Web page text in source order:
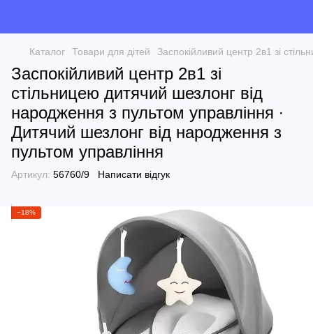
Каталог Товари для дітей Заспокійливий центр 2в1 зі
Заспокійливий центр 2в1 зі
стільницею дитячий шезлонг від
народження з пультом управління ∙
Дитячий шезлонг від народження з
пультом управління
Артикул: 56760/9 Написати відгук
−18%